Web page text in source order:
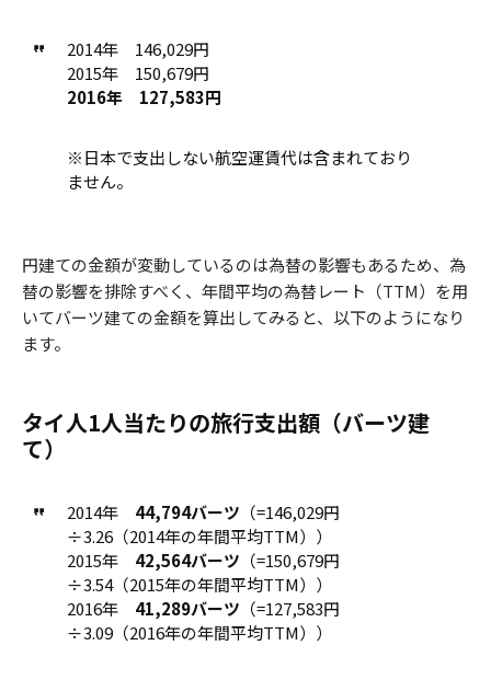
2014年 146,029円
2015年 150,679円
2016年 127,583円
※日本で支出しない航空運賃代は含まれており
ません。
円建ての金額が変動しているのは為替の影響もあるため、為
替の影響を排除すべく、年間平均の為替レート（TTM）を用
いてバーツ建ての金額を算出してみると、以下のようになり
ます。
タイ人1人当たりの旅行支出額（バーツ建
て）
2014年 44,794バーツ （=146,029円
÷3.26（2014年の年間平均TTM））
2015年 42,564バーツ （=150,679円
÷3.54（2015年の年間平均TTM））
2016年 41,289バーツ （=127,583円
÷3.09（2016年の年間平均TTM））